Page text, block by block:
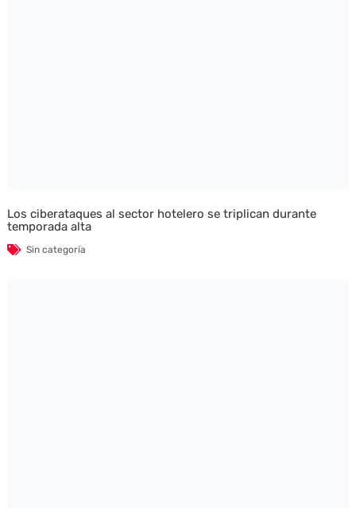
Los ciberataques al sector hotelero se triplican durante
temporada alta
Sin categoría